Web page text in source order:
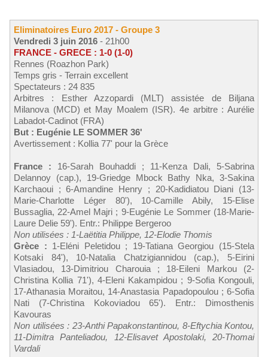
Eliminatoires Euro 2017 - Groupe 3
Vendredi 3 juin 2016 - 21h00
FRANCE - GRECE : 1-0 (1-0)
Rennes (Roazhon Park)
Temps gris - Terrain excellent
Spectateurs : 24 835
Arbitres : Esther Azzopardi (MLT) assistée de Biljana
Milanova (MCD) et May Moalem (ISR). 4e arbitre : Aurélie
Labadot-Cadinot (FRA)
But : Eugénie LE SOMMER 36'
Avertissement : Kollia 77' pour la Grèce
France : 16-Sarah Bouhaddi ; 11-Kenza Dali, 5-Sabrina
Delannoy (cap.), 19-Griedge Mbock Bathy Nka, 3-Sakina
Karchaoui ; 6-Amandine Henry ; 20-Kadidiatou Diani (13-
Marie-Charlotte Léger 80'), 10-Camille Abily, 15-Elise
Bussaglia, 22-Amel Majri ; 9-Eugénie Le Sommer (18-Marie-
Laure Delie 59'). Entr.: Philippe Bergeroo
Non utilisées : 1-Laëtitia Philippe, 12-Elodie Thomis
Grèce : 1-Eléni Peletidou ; 19-Tatiana Georgiou (15-Stela
Kotsaki 84'), 10-Natalia Chatzigiannidou (cap.), 5-Eirini
Vlasiadou, 13-Dimitriou Charouia ; 18-Eileni Markou (2-
Christina Kollia 71'), 4-Eleni Kakampidou ; 9-Sofia Kongouli,
17-Athanasia Moraitou, 14-Anastasia Papadopoulou ; 6-Sofia
Nati (7-Christina Kokoviadou 65'). Entr.: Dimosthenis
Kavouras
Non utilisées : 23-Anthi Papakonstantinou, 8-Eftychia Kontou,
11-Dimitra Panteliadou, 12-Elisavet Apostolaki, 20-Thomai
Vardali